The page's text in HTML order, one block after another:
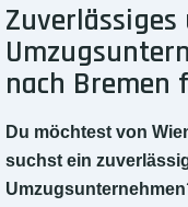
nach Bremen
Du möchtest von
suchst ein